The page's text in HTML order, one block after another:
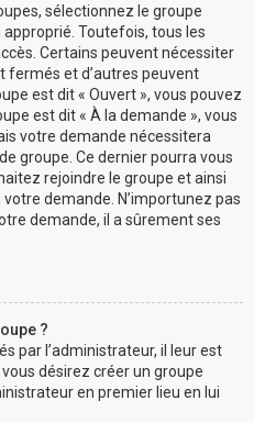
sélectionnez le groupe
Toutefois, tous les
Certains peuvent nécessiter
fermés et d’autres peuvent
est dit « Ouvert », vous pouvez
est dit « À la demande », vous
votre demande nécessitera
groupe. Ce dernier pourra vous
rejoindre le groupe et ainsi
demande. N’importunez pas
demande, il a sûrement ses
?
par l’administrateur, il leur est
désirez créer un groupe
en premier lieu en lui